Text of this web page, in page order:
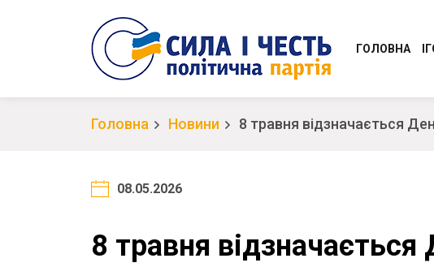
ГОЛОВНА
Головна Новини 8 травня відзначається
08.05.2026
8 травня відзначається